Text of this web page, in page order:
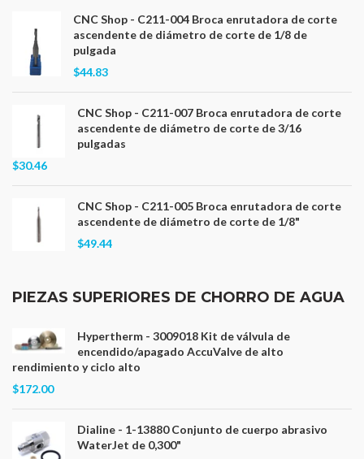
CNC Shop - C211-004 Broca enrutadora de corte
ascendente de diámetro de corte de 1/8 de
pulgada
$44.83
CNC Shop - C211-007 Broca enrutadora de corte
ascendente de diámetro de corte de 3/16
pulgadas
$30.46
CNC Shop - C211-005 Broca enrutadora de corte
ascendente de diámetro de corte de 1/8"
$49.44
PIEZAS SUPERIORES DE CHORRO DE AGUA
Hypertherm - 3009018 Kit de válvula de
encendido/apagado AccuValve de alto
rendimiento y ciclo alto
$172.00
Dialine - 1-13880 Conjunto de cuerpo abrasivo
WaterJet de 0,300"